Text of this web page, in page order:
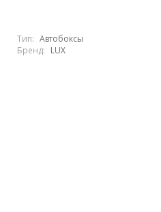
Тип: Автобоксы
Бренд: LUX